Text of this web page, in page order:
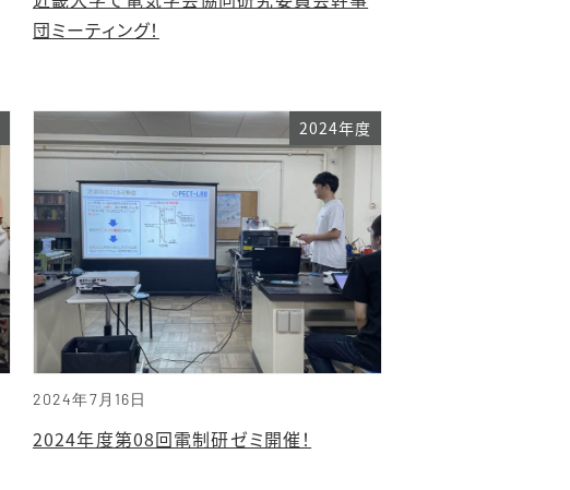
団ミーティング！
2024年7月16日
2024年度
2024年度第08回電制研ゼミ開催！